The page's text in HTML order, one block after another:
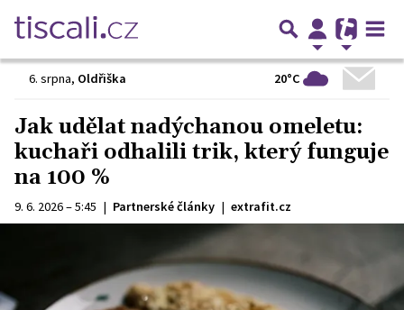
6. srpna, Oldřiška 20°C
Jak udělat nadýchanou omeletu:
kuchaři odhalili trik, který funguje
na 100 %
9. 6. 2026 – 5:45 | Partnerské články | extrafit.cz